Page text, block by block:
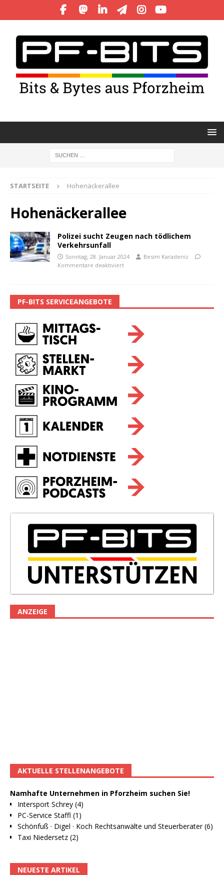
STARTSEITE Hohenäckerallee
Hohenäckerallee
Polizei sucht Zeugen nach tödlichem
Verkehrsunfall
Sonntag, 28. Januar 2024
Besim Karadeniz
Kommentare deaktiviert
PF-BITS SERVICEANGEBOTE
ANZEIGE
AKTUELLE STELLENANGEBOTE
Namhafte Unternehmen in Pforzheim suchen Sie!
Intersport Schrey (4)
PC-Service Staffl (1)
Schönfuß · Digel · Koch Rechtsanwälte und Steuerberater (6)
Taxi Niedersetz (2)
NEUESTE ARTIKEL